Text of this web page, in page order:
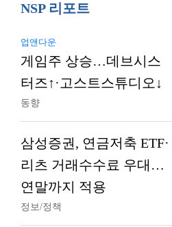
NSP 리포트
업앤다운
게임주 상승…데브시스
터즈↑·고스트스튜디오↓
동향
삼성증권, 연금저축 ETF·
리츠 거래수수료 우대…
연말까지 적용
정보/정책